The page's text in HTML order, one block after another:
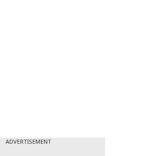
ADVERTISEMENT